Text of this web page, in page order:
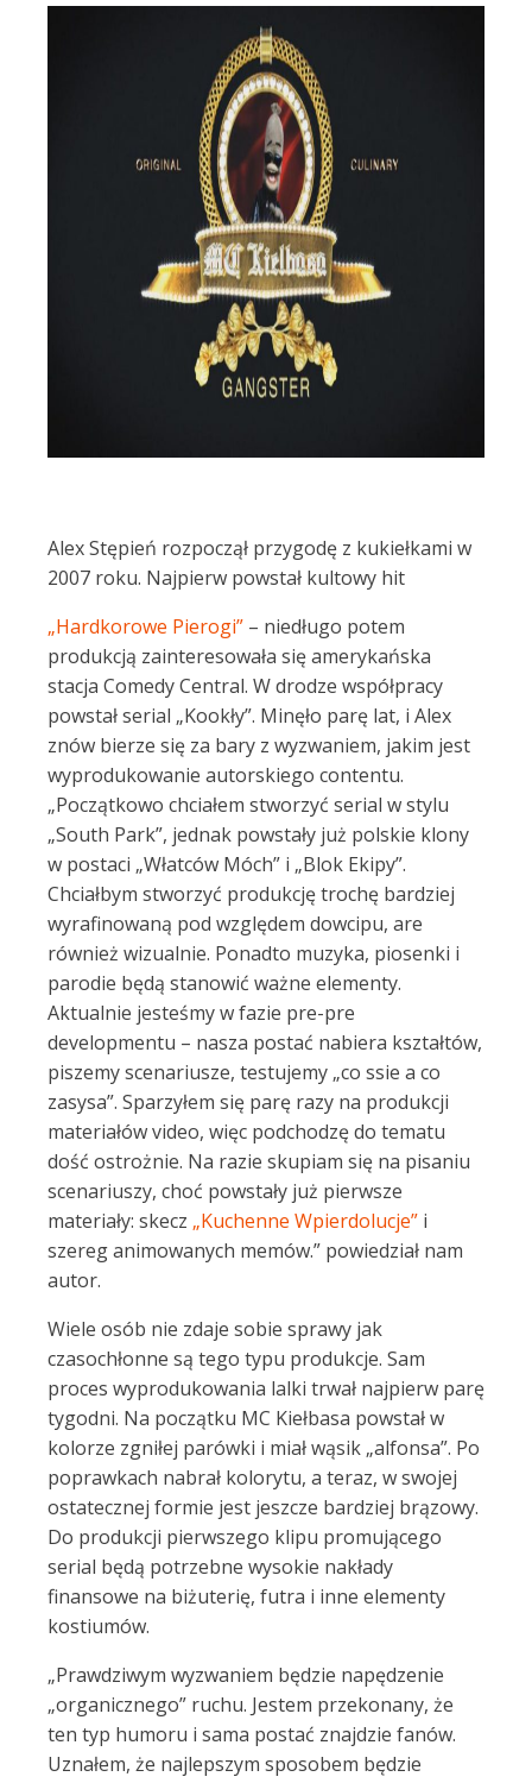
Alex Stępień rozpoczął przygodę z kukiełkami w
2007 roku. Najpierw powstał kultowy hit
„Hardkorowe Pierogi” – niedługo potem
produkcją zainteresowała się amerykańska
stacja Comedy Central. W drodze współpracy
powstał serial „Kookły”. Minęło parę lat, i Alex
znów bierze się za bary z wyzwaniem, jakim jest
wyprodukowanie autorskiego contentu.
„Początkowo chciałem stworzyć serial w stylu
„South Park”, jednak powstały już polskie klony
w postaci „Włatców Móch” i „Blok Ekipy”.
Chciałbym stworzyć produkcję trochę bardziej
wyrafinowaną pod względem dowcipu, are
również wizualnie. Ponadto muzyka, piosenki i
parodie będą stanowić ważne elementy.
Aktualnie jesteśmy w fazie pre-pre
developmentu – nasza postać nabiera kształtów,
piszemy scenariusze, testujemy „co ssie a co
zasysa”. Sparzyłem się parę razy na produkcji
materiałów video, więc podchodzę do tematu
dość ostrożnie. Na razie skupiam się na pisaniu
scenariuszy, choć powstały już pierwsze
materiały: skecz „Kuchenne Wpierdolucje” i
szereg animowanych memów.” powiedział nam
autor.
Wiele osób nie zdaje sobie sprawy jak
czasochłonne są tego typu produkcje. Sam
proces wyprodukowania lalki trwał najpierw parę
tygodni. Na początku MC Kiełbasa powstał w
kolorze zgniłej parówki i miał wąsik „alfonsa”. Po
poprawkach nabrał kolorytu, a teraz, w swojej
ostatecznej formie jest jeszcze bardziej brązowy.
Do produkcji pierwszego klipu promującego
serial będą potrzebne wysokie nakłady
finansowe na biżuterię, futra i inne elementy
kostiumów.
„Prawdziwym wyzwaniem będzie napędzenie
„organicznego” ruchu. Jestem przekonany, że
ten typ humoru i sama postać znajdzie fanów.
Uznałem, że najlepszym sposobem będzie